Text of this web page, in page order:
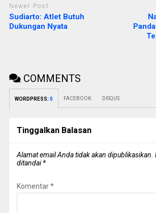
Newer Post
Sudiarto: Atlet Butuh
Dukungan Nyata
COMMENTS
WORDPRESS: 0 FACEBOOK: DISQUS:
Tinggalkan Balasan
Alamat email Anda tidak akan dipublikasikan.
ditandai*
Komentar*